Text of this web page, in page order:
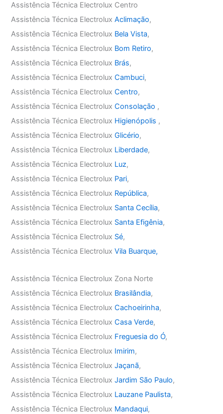
Assistência Técnica Electrolux Centro
Assistência Técnica ElectroluxAclimação,
Assistência Técnica Electrolux Bela Vista,
Assistência Técnica Electrolux Bom Retiro,
Assistência Técnica Electrolux Brás,
Assistência Técnica ElectroluxCambuci,
Assistência Técnica ElectroluxCentro,
Assistência Técnica ElectroluxConsolação ,
Assistência Técnica Electrolux Higienópolis ,
Assistência Técnica ElectroluxGlicério,
Assistência Técnica Electrolux Liberdade,
Assistência Técnica Electrolux Luz,
Assistência Técnica Electrolux Pari,
Assistência Técnica Electrolux República,
Assistência Técnica Electrolux Santa Cecília,
Assistência Técnica Electrolux Santa Efigênia,
Assistência Técnica Electrolux Sé,
Assistência Técnica ElectroluxVila Buarque,
Assistência Técnica Electrolux Zona Norte
Assistência Técnica Electrolux Brasilândia,
Assistência Técnica ElectroluxCachoeirinha,
Assistência Técnica ElectroluxCasa Verde,
Assistência Técnica Electrolux Freguesia do Ó,
Assistência Técnica Electrolux Imirim,
Assistência Técnica ElectroluxJaçanã,
Assistência Técnica ElectroluxJardim São Paulo,
Assistência Técnica Electrolux Lauzane Paulista,
Assistência Técnica Electrolux Mandaqui,